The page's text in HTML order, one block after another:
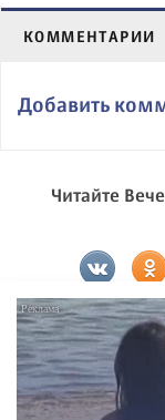
КОММЕНТАРИИ
Добавить
Читайте